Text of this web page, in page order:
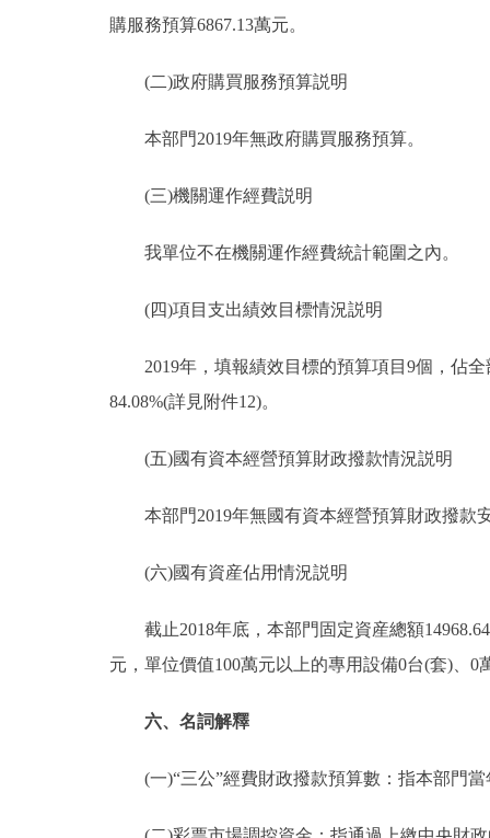
購服務預算6867.13萬元。
(二)政府購買服務預算説明
本部門2019年無政府購買服務預算。
(三)機關運作經費説明
我單位不在機關運作經費統計範圍之內。
(四)項目支出績效目標情況説明
2019年，填報績效目標的預算項目9個，佔全
84.08%(詳見附件12)。
(五)國有資本經營預算財政撥款情況説明
本部門2019年無國有資本經營預算財政撥款
(六)國有資産佔用情況説明
截止2018年底，本部門固定資産總額14968.64
元，單位價值100萬元以上的專用設備0台(套)、0
六、名詞解釋
(一)“三公”經費財政撥款預算數：指本部門當